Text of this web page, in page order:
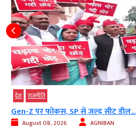
देश राजनीति
Gen-Z पर फोकस, SP से जल्द सीट डील...
August 08, 2026 AGNIBAN